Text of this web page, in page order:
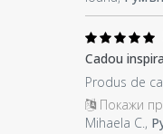
Cadou
Produs de
Покажи
Mihaela C.,